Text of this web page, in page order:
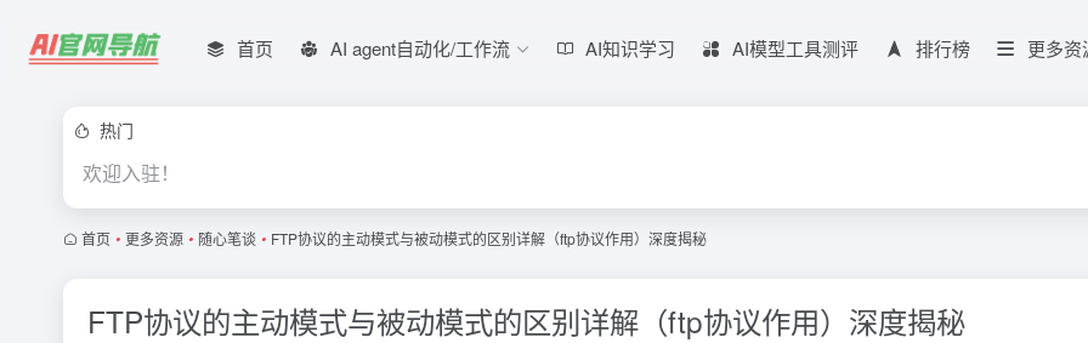
首页 AI agent自动化/工作流 AI知识学习 AI模型工具测评 排行榜 更多资
热门
欢迎入驻！
首页 • 更多资源 • 随心笔谈 • FTP协议的主动模式与被动模式的区别详解（ftp协议作用）深度揭秘
FTP协议的主动模式与被动模式的区别详解（ftp协议作用）深度揭秘